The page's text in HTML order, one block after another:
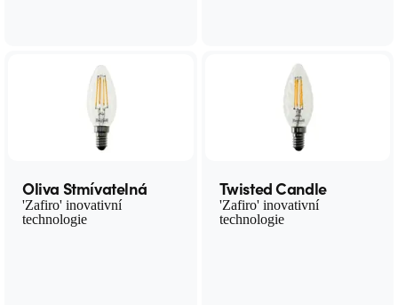
Oliva Stmívatelná
'Zafiro' inovativní
technologie
Twisted Candle
'Zafiro' inovativní
technologie